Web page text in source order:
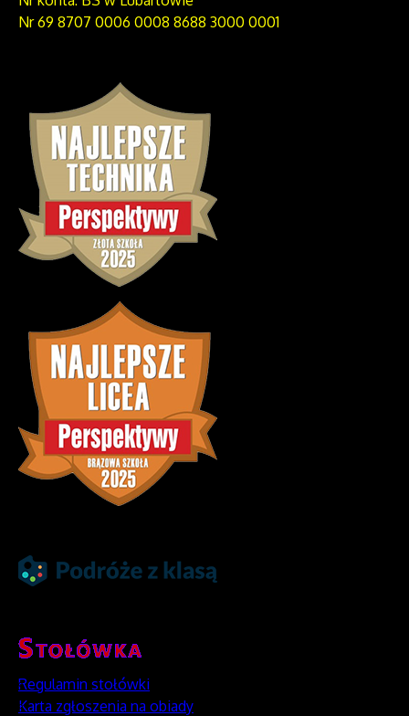
Nr 69 8707 0006 0008 8688 3000 0001
Regulamin stołówki
Karta zgłoszenia na obiady